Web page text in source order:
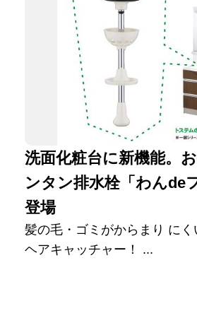
洗面化粧台に新機能。
ンタン排水栓「わんde
登場
髪の毛・ゴミがからまり に
ヘアキャッチャー！ ...